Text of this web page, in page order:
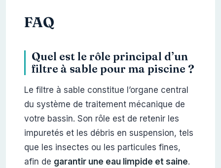
FAQ
Quel est le rôle principal d’un
filtre à sable pour ma piscine ?
Le filtre à sable constitue l’organe central
du système de traitement mécanique de
votre bassin. Son rôle est de retenir les
impuretés et les débris en suspension, tels
que les insectes ou les particules fines,
afin de garantir une eau limpide et saine.